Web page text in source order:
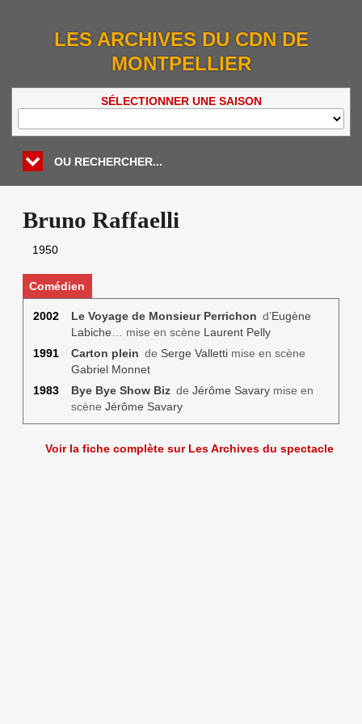
LES ARCHIVES DU CDN DE
MONTPELLIER
SÉLECTIONNER UNE SAISON
OU RECHERCHER...
Bruno Raffaelli
1950
Comédien
2002 Le Voyage de Monsieur Perrichon d’Eugène
Labiche … mise en scène Laurent Pelly
1991
Carton plein de Serge Vallettimise en scène
Gabriel Monnet
1983
Bye Bye Show Bizde Jérôme Savarymise en
scène Jérôme Savary
Voir la fiche complète sur Les Archives du spectacle